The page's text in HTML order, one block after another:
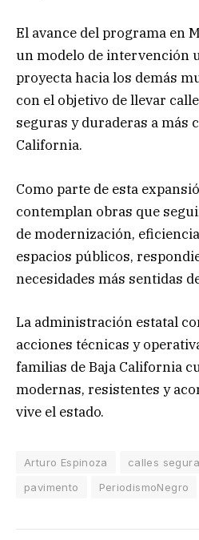
El avance del programa en
un modelo de intervención
proyecta hacia los demás
con el objetivo de llevar
seguras y duraderas a más
California.
Como parte de esta
contemplan obras que
de modernización,
espacios públicos,
necesidades más sentidas
La administración estatal
acciones técnicas y
familias de Baja California
modernas, resistentes y
vive el estado.
Arturo Espinoza calles
pavimento
PeriodismoNegro